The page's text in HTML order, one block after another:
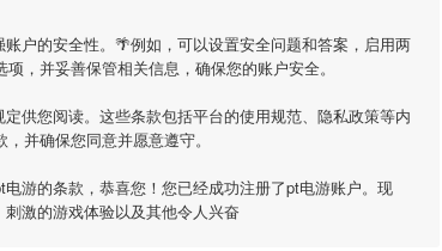
户的安全性。🌴例如，可以设置安全问题和答案，启用两
，并妥善保管相关信息，确保您的账户安全。
供您阅读。这些条款包括平台的使用规范、隐私政策等内
并确保您同意并愿意遵守。
电游的条款，恭喜您！您已经成功注册了pt电游账户。现
激的游戏体验以及其他令人兴奋